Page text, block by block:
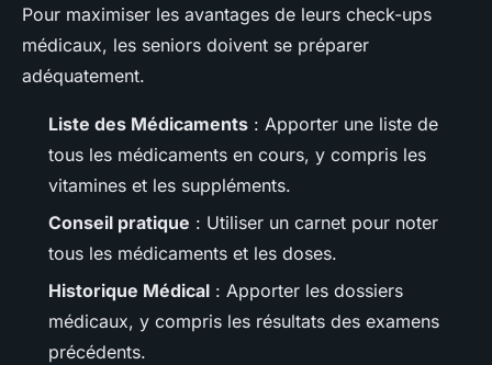
Pour maximiser les avantages de leurs check-ups
médicaux, les seniors doivent se préparer
adéquatement.
Liste des Médicaments : Apporter une liste de
tous les médicaments en cours, y compris les
vitamines et les suppléments.
Conseil pratique : Utiliser un carnet pour noter
tous les médicaments et les doses.
Historique Médical : Apporter les dossiers
médicaux, y compris les résultats des examens
précédents.